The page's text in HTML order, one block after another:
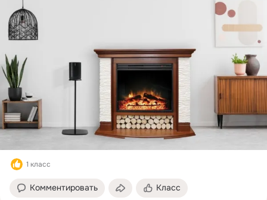
1 класс
Комментировать Класс